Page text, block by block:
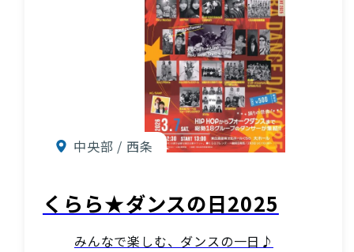
中央部 / 西条
くらら★ダンスの日2025
みんなで楽しむ、ダンスの一日♪